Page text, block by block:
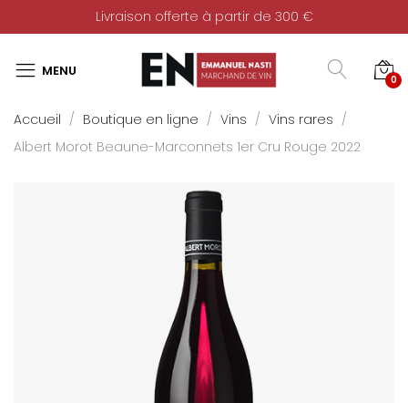
Livraison offerte à partir de 300 €
0
Accueil Boutique en ligne Vins
Vins rares
Albert Morot Beaune-Marconnets 1er Cru Rouge 2022